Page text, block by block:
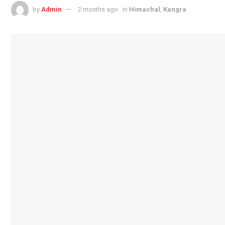
by Admin 2 months ago in Himachal , Kangra